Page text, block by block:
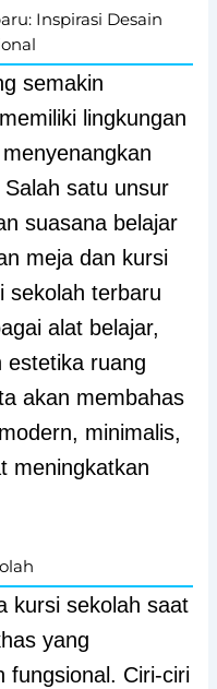
Inspirasi Desain
semakin
lingkungan
satu unsur
suasana belajar
meja dan kursi
sekolah terbaru
alat belajar,
estetika ruang
akan membahas
minimalis,
meningkatkan
kursi sekolah saat
yang
fungsional. Ciri-ciri